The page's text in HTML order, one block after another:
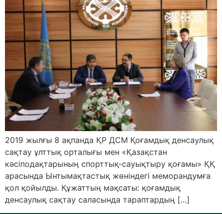
2019 жылғы 8 ақпанда ҚР ДСМ Қоғамдық денсаулық
сақтау ұлттық орталығы мен «Қазақстан
кәсіподақтарының спорттық-сауықтыру қоғамы» ҚҚ
арасында Ынтымақтастық жөніндегі меморандумға
қол қойылды. Құжаттың мақсаты: қоғамдық
денсаулық сақтау саласында тараптардың […]